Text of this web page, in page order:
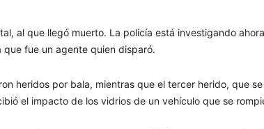
al que llegó muerto. La policía está investigando
fue un agente quien disparó.
heridos por bala, mientras que el tercer herido, que
el impacto de los vidrios de un vehículo que se